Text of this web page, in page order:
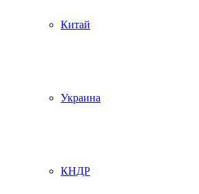
Китай
Украина
КНДР